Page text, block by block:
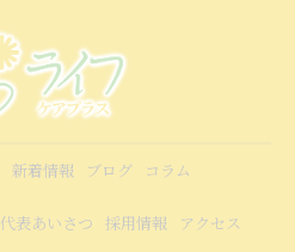
新着情報 ブログ コラム
代表あいさつ 採用情報 アクセス